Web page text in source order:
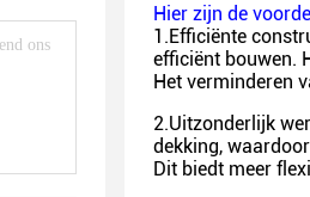
Hier zijn de
1.Efficiënte
efficiënt bouwen.
Het verminderen
2.Uitzonderlijk
dekking,
Dit biedt meer